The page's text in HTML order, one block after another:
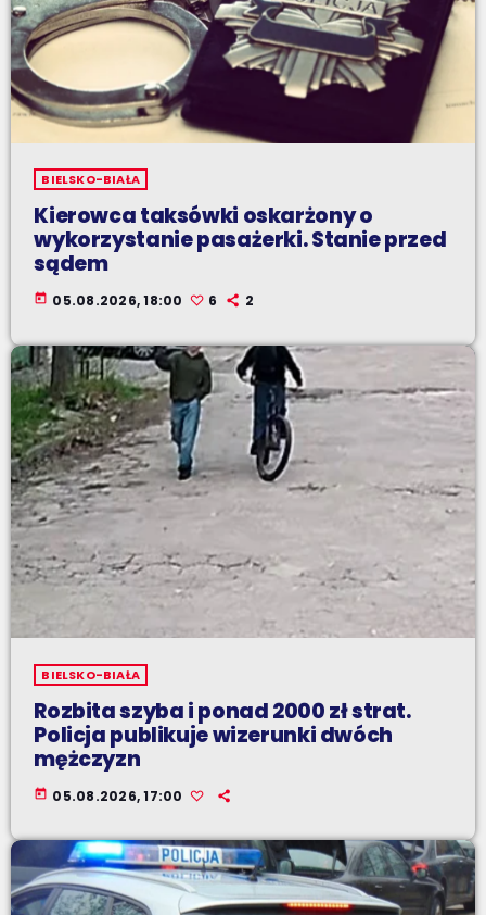
BIELSKO-BIAŁA
Kierowca taksówki oskarżony o
wykorzystanie pasażerki. Stanie przed
sądem
today 05.08.2026, 18:00 6 2
BIELSKO-BIAŁA
Rozbita szyba i ponad 2000 zł strat.
Policja publikuje wizerunki dwóch
mężczyzn
today 05.08.2026, 17:00